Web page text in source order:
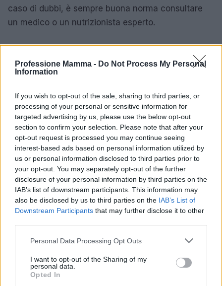
Professione Mamma - Do Not Process My Personal
Information
If you wish to opt-out of the sale, sharing to third parties, or
processing of your personal or sensitive information for
targeted advertising by us, please use the below opt-out
section to confirm your selection. Please note that after your
opt-out request is processed you may continue seeing
interest-based ads based on personal information utilized by
us or personal information disclosed to third parties prior to
your opt-out. You may separately opt-out of the further
disclosure of your personal information by third parties on the
IAB’s list of downstream participants. This information may
also be disclosed by us to third parties on the IAB’s List of
Downstream Participants that may further disclose it to other
Please note that this website/app uses one or more Google
not limited to your visit or usage behaviour. You may click to
grant or deny consent to Google and its third-party tags to
use your data for below specified purposes in below Google
Personal Data Processing Opt Outs
I want to opt-out of the Sharing of my
personal data.
Opted In
caso di dubbi, è sempre buona norma consultare
un medico o un nutrizionista esperto.
AUTORE
AiAdhubMedia